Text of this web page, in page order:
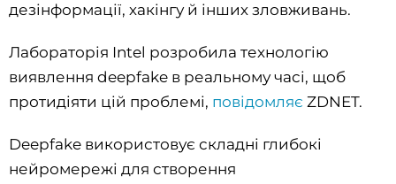
дезінформації, хакінгу й інших зловживань.
Лабораторія Intel розробила технологію
виявлення deepfake в реальному часі, щоб
протидіяти цій проблемі, повідомляє ZDNET.
Deepfake використовує складні глибокі
нейромережі для створення